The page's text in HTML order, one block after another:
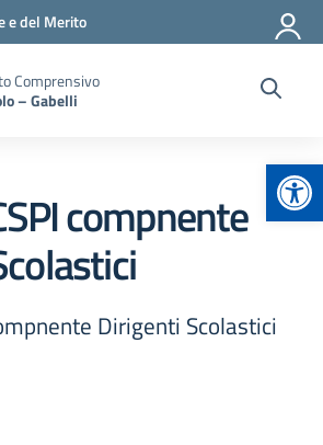
e del Merito
Comprensivo
– Gabelli
compnente
Dirigenti Scolastici